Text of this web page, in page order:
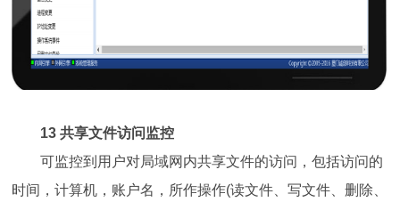
13 共享文件访问监控
可监控到用户对局域网内共享文件的访问，包括访问的
时间，计算机，账户名，所作操作(读文件、写文件、删除、